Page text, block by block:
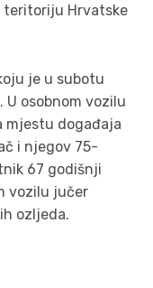
teritoriju Hrvatske
je u subotu
osobnom vozilu
mjestu događaja
i njegov 75-
67 godišnji
vozilu jučer
ozljeda.